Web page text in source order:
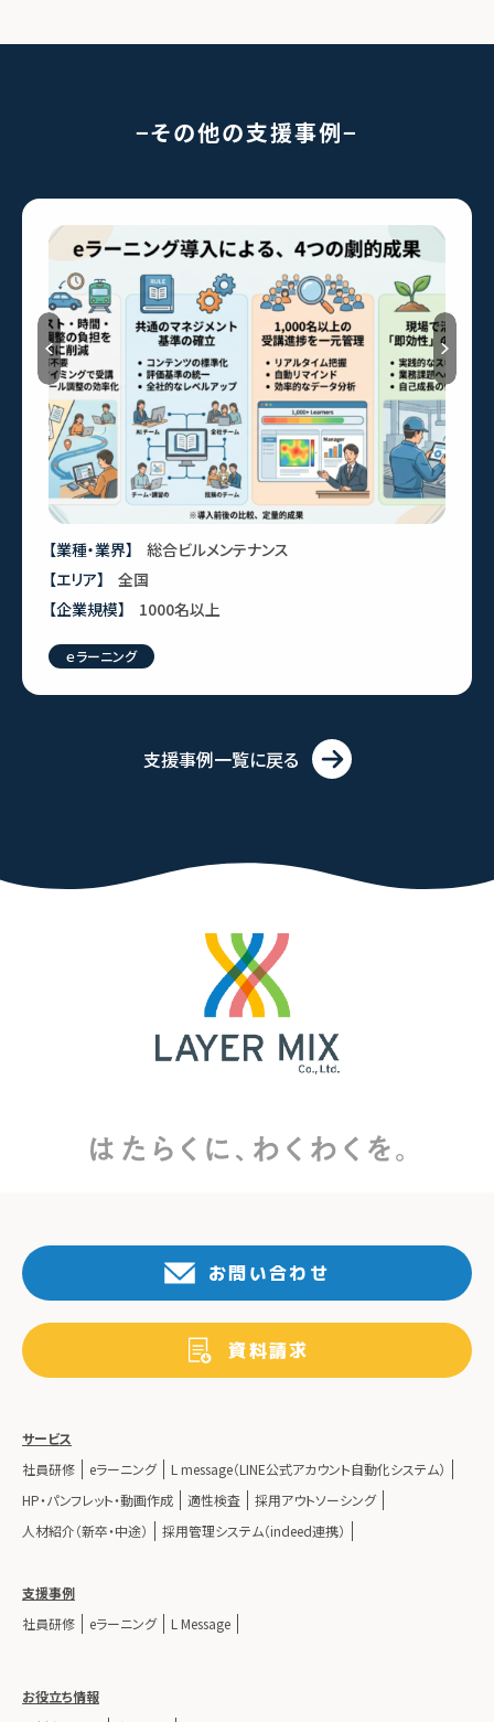
その他の支援事例
Previous
【業種・業界】 製造業
【エリア】
【企業規模】 501名以上
教育研修
支援事例一覧に戻る
サービス
社員研修
eラーニング
L message（LINE公式アカウント自動化システム）
HP・パンフレット・動画作成
適性検査
採用アウトソーシング
人材紹介（新卒・中途）
採用管理システム（indeed連携）
支援事例
社員研修
eラーニング L Message
お役立ち情報
お問い合わせ
資料請求